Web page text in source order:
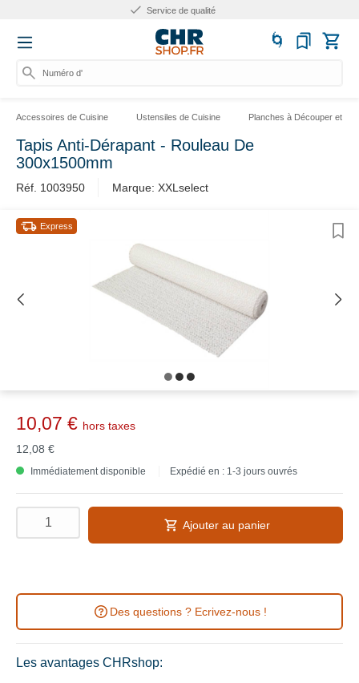
Numéro d'ar
Accessoires de Cuisine Ustensiles de Cuisine Planches à Découper et
Tapis Anti-Dérapant - Rouleau De
300x1500mm
Réf. 1003950 Marque: XXLselect
Express
10,07 € hors taxes
12,08 €
Immédiatement disponible Expédié en : 1-3 jours ouvrés
Ajouter au panier
Des questions ? Ecrivez-nous !
Les avantages CHRshop: